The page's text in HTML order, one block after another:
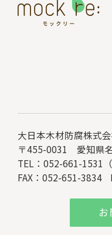
大日本木材防腐株式
〒455-0031 愛知県
TEL：052-661-1531
FAX：052-651-3834